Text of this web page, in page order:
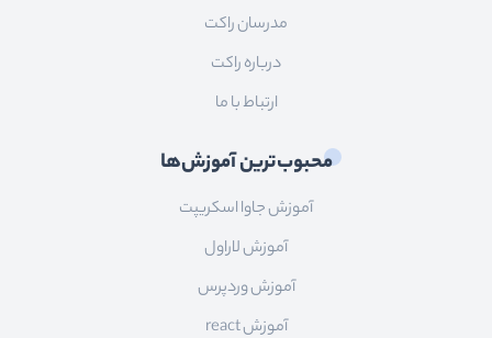
مدرسان راکت
درباره راکت
ارتباط با ما
محبوب‌ترین آموزش‌ها
آموزش جاوا اسکریپت
آموزش لاراول
آموزش وردپرس
آموزش react